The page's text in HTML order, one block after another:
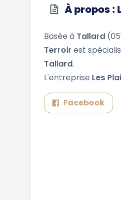
À propos :
Basée à Tallard
Terroir est
Tallard.
L'entreprise Les
Facebook